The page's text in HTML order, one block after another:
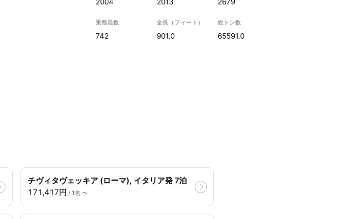
乗務員数
742
全長（フィート）
901.0
総トン数
65591.0
チヴィタヴェッキア (ローマ), イタリア発 7泊
171,417円 / 1名 〜